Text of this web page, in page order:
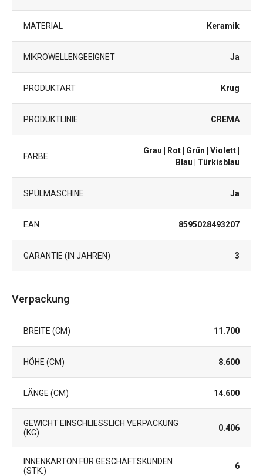
MATERIAL Keramik
MIKROWELLENGEEIGNET Ja
PRODUKTART Krug
PRODUKTLINIE CREMA
FARBE
Grau | Rot| Grün | Violett|
Blau | Türkisblau
SPÜLMASCHINE Ja
EAN 8595028493207
GARANTIE (IN JAHREN) 3
Verpackung
BREITE (CM) 11.700
HÖHE (CM) 8.600
LÄNGE (CM) 14.600
GEWICHT EINSCHLIESSLICH VERPACKUNG (
KG)
0.406
INNENKARTON FÜR GESCHÄFTSKUNDEN
(STK.)
6